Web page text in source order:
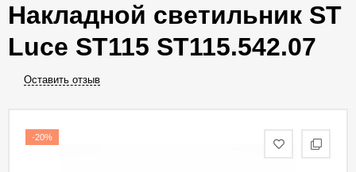
Накладной светильник ST
Luce ST115 ST115.542.07
Оставить отзыв
-20%